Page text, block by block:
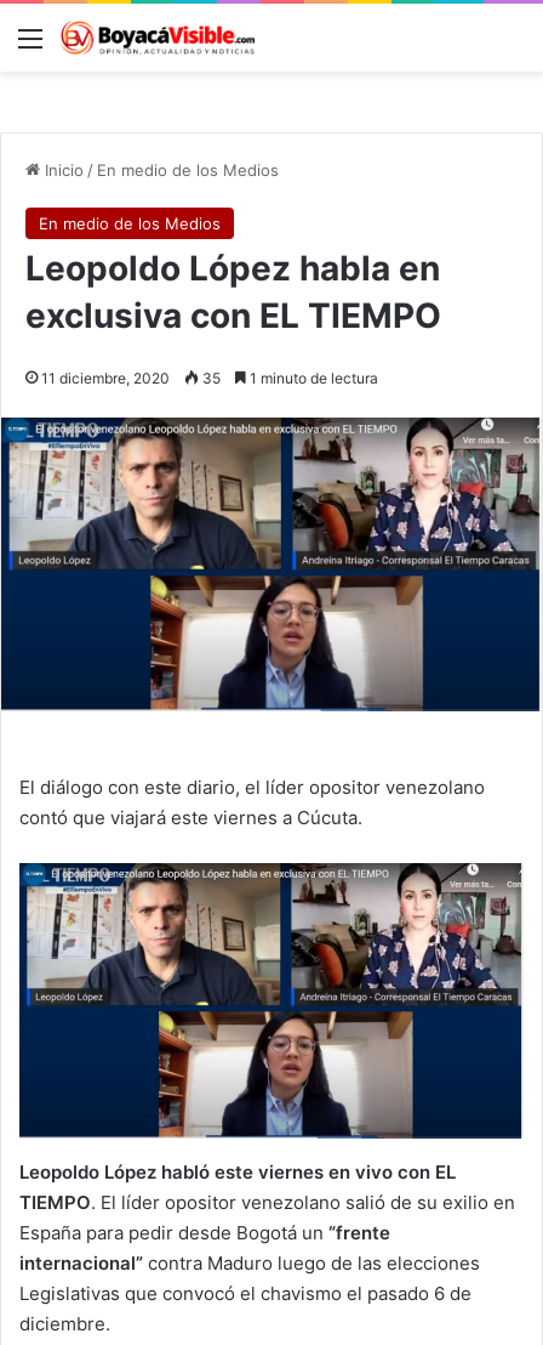
Menú
Inicio / En medio de los Medios
En medio de los Medios
Leopoldo López habla en
exclusiva con EL TIEMPO
11 diciembre, 2020 35 1 minuto de lectura
El diálogo con este diario, el líder opositor venezolano
contó que viajará este viernes a Cúcuta.
Leopoldo López habló este viernes en vivo con EL
TIEMPO. El líder opositor venezolano salió de su exilio en
España para pedir desde Bogotá un “frente
internacional” contra Maduro luego de las elecciones
Legislativas que convocó el chavismo el pasado 6 de
diciembre.